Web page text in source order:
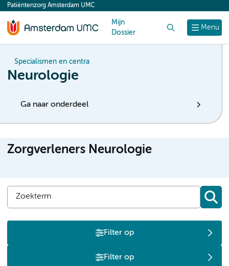
content
Menu
Patiëntenzorg Amsterdam UMC
Mijn
Dossier
Specialismen en centra
Neurologie
Ga naar onderdeel
Zorgverleners Neurologie
Filter op
Filter op